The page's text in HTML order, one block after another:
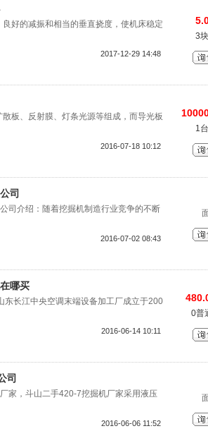
好的减振和相当的垂直挠度，使机床稳定
2017-12-29 14:48
3
板、反射膜、灯条光源等组成，而导光板
2016-07-18 10:12
1
司
司介绍：随着挖掘机制造行业竞争的不断
2016-07-02 08:43
哪买
东长江中央空调末端设备加工厂成立于200
2016-06-14 10:11
0普
司
家，斗山二手420-7挖掘机厂家采用液压
2016-06-06 11:52